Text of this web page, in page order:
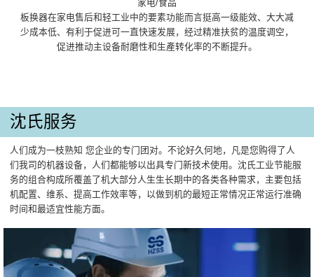
家电/食品
板换器在家电售后和轻工业中的要素功能而言挺高一级能效、大大减
少成本低、有利于促进可一直快速发展，经过精准扶贫的温度调空，
促进推动主设备耐磨性和生產转化率的不断提升。
沈氏服务
人们成为一枝熟知 您企业的专门团对。不论好久何地，凡是您购得了人
们我司的机器设备，人们都能够以出具专门新技术使用。沈氏工业节能服
务的组合构成所覆盖了机大部分人生生长期中的各类各种需求，主要包括
机配置、维系、提高工作效率等，以做到机的最短正常情况正常运行准确
时间和最适宜性能方面。